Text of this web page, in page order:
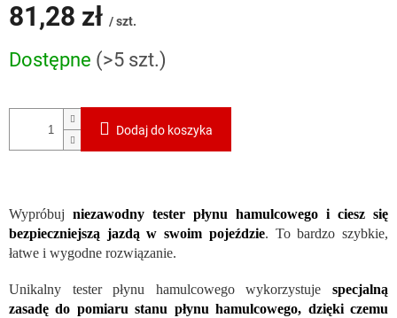
81,28 zł / szt.
jednostkowa:
Dostępne (>5 szt.)
Dodaj do koszyka
Wypróbuj niezawodny tester płynu hamulcowego i ciesz się
bezpieczniejszą jazdą w swoim pojeździe. To bardzo szybkie,
łatwe i wygodne rozwiązanie.
Unikalny tester płynu hamulcowego wykorzystuje specjalną
zasadę do pomiaru stanu płynu hamulcowego, dzięki czemu